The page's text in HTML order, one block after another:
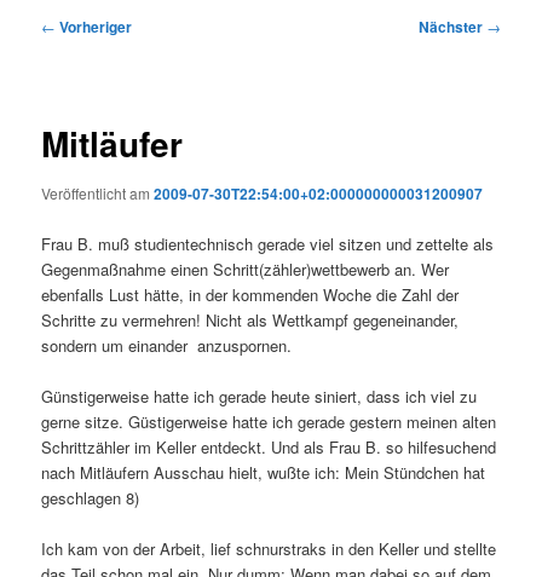
Beitragsnavigation
← Vorheriger Nächster →
Mitläufer
Veröffentlicht am2009-07-30T22:54:00+02:000000000031200907
Frau B. muß studientechnisch gerade viel sitzen und zettelte als
Gegenmaßnahme einen Schritt(zähler)wettbewerb an. Wer
ebenfalls Lust hätte, in der kommenden Woche die Zahl der
Schritte zu vermehren! Nicht als Wettkampf gegeneinander,
sondern um einander anzuspornen.
Günstigerweise hatte ich gerade heute siniert, dass ich viel zu
gerne sitze. Güstigerweise hatte ich gerade gestern meinen alten
Schrittzähler im Keller entdeckt. Und als Frau B. so hilfesuchend
nach Mitläufern Ausschau hielt, wußte ich: Mein Stündchen hat
geschlagen 8)
Ich kam von der Arbeit, lief schnurstraks in den Keller und stellte